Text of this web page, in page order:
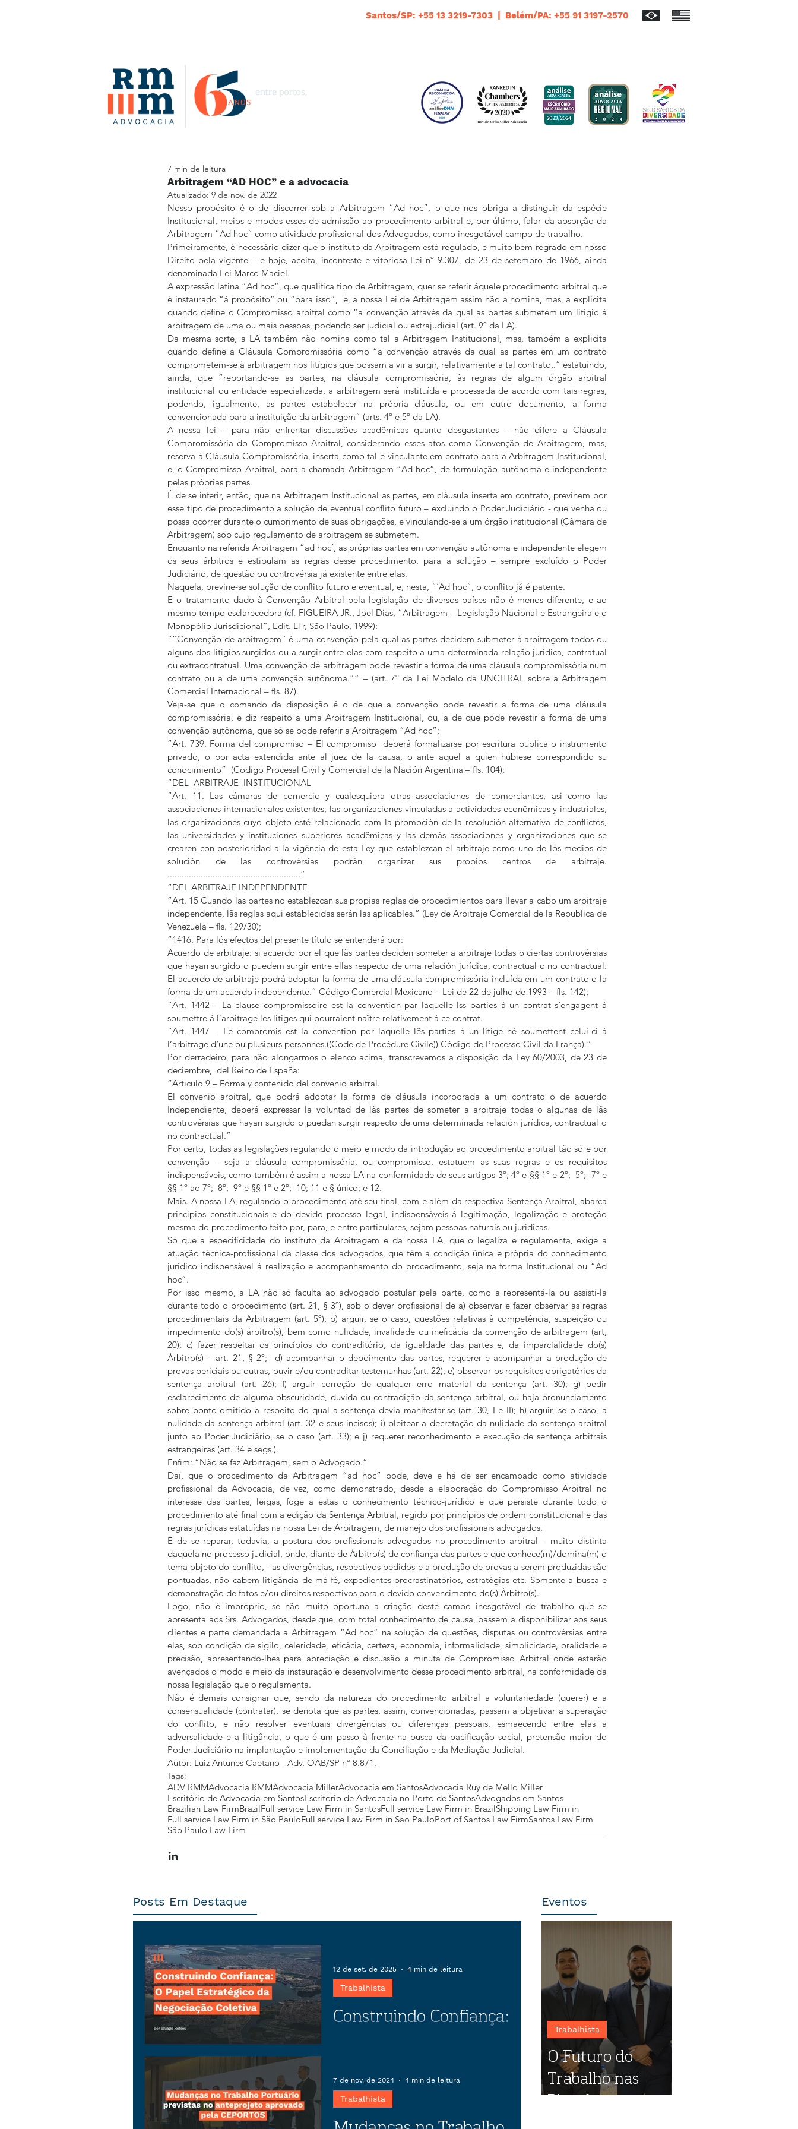
Santos/SP: +55 13 3219-7303 | Belém/PA: +55 91 3197-2570
Arbitragem “AD HOC” e a advocacia
7 min de leitura
Atualizado: 9 de nov. de 2022
Nosso propósito é o de discorrer sob a Arbitragem “Ad hoc”, o que nos obriga a distinguir da espécie
Institucional, meios e modos esses de admissão ao procedimento arbitral e, por último, falar da absorção da
Arbitragem “Ad hoc” como atividade profissional dos Advogados, como inesgotável campo de trabalho.
Primeiramente, é necessário dizer que o instituto da Arbitragem está regulado, e muito bem regrado em nosso
Direito pela vigente – e hoje, aceita, inconteste e vitoriosa Lei nº 9.307, de 23 de setembro de 1966, ainda
denominada Lei Marco Maciel.
A expressão latina “Ad hoc”, que qualifica tipo de Arbitragem, quer se referir àquele procedimento arbitral que
é instaurado “à propósito” ou “para isso”,  e, a nossa Lei de Arbitragem assim não a nomina, mas, a explicita
quando define o Compromisso arbitral como “a convenção através da qual as partes submetem um litígio à
arbitragem de uma ou mais pessoas, podendo ser judicial ou extrajudicial (art. 9º da LA).
Da mesma sorte, a LA também não nomina como tal a Arbitragem Institucional, mas, também a explicita
quando define a Cláusula Compromissória como “a convenção através da qual as partes em um contrato
comprometem-se à arbitragem nos litígios que possam a vir a surgir, relativamente a tal contrato,.” estatuindo,
ainda, que “reportando-se as partes, na cláusula compromissória, às regras de algum órgão arbitral
institucional ou entidade especializada, a arbitragem será instituída e processada de acordo com tais regras,
podendo, igualmente, as partes estabelecer na própria cláusula, ou em outro documento, a forma
convencionada para a instituição da arbitragem” (arts. 4º e 5º da LA).
A nossa lei – para não enfrentar discussões acadêmicas quanto desgastantes – não difere a Cláusula
Compromissória do Compromisso Arbitral, considerando esses atos como Convenção de Arbitragem, mas,
reserva à Cláusula Compromissória, inserta como tal e vinculante em contrato para a Arbitragem Institucional,
e, o Compromisso Arbitral, para a chamada Arbitragem “Ad hoc”, de formulação autônoma e independente
pelas próprias partes.
É de se inferir, então, que na Arbitragem Institucional as partes, em cláusula inserta em contrato, previnem por
esse tipo de procedimento a solução de eventual conflito futuro – excluindo o Poder Judiciário - que venha ou
possa ocorrer durante o cumprimento de suas obrigações, e vinculando-se a um órgão institucional (Câmara de
Arbitragem) sob cujo regulamento de arbitragem se submetem.
Enquanto na referida Arbitragem “ad hoc’, as próprias partes em convenção autônoma e independente elegem
os seus árbitros e estipulam as regras desse procedimento, para a solução – sempre excluído o Poder
Judiciário, de questão ou controvérsia já existente entre elas.
Naquela, previne-se solução de conflito futuro e eventual, e, nesta, “‘Ad hoc”, o conflito já é patente.
E o tratamento dado à Convenção Arbitral pela legislação de diversos países não é menos diferente, e ao
mesmo tempo esclarecedora (cf. FIGUEIRA JR., Joel Dias, “Arbitragem – Legislação Nacional e Estrangeira e o
Monopólio Jurisdicional”, Edit. LTr, São Paulo, 1999):
“”Convenção de arbitragem” é uma convenção pela qual as partes decidem submeter à arbitragem todos ou
alguns dos litígios surgidos ou a surgir entre elas com respeito a uma determinada relação jurídica, contratual
ou extracontratual. Uma convenção de arbitragem pode revestir a forma de uma cláusula compromissória num
contrato ou a de uma convenção autônoma.”” – (art. 7º da Lei Modelo da UNCITRAL sobre a Arbitragem
Comercial Internacional – fls. 87).
Veja-se que o comando da disposição é o de que a convenção pode revestir a forma de uma cláusula
compromissória, e diz respeito a uma Arbitragem Institucional, ou, a de que pode revestir a forma de uma
convenção autônoma, que só se pode referir a Arbitragem “Ad hoc”;
“Art. 739. Forma del compromiso – El compromiso  deberá formalizarse por escritura publica o instrumento
privado, o por acta extendida ante al juez de la causa, o ante aquel a quien hubiese correspondido su
conocimiento”  (Codigo Procesal Civil y Comercial de la Nación Argentina – fls. 104);
“DEL  ARBITRAJE  INSTITUCIONAL
“Art. 11. Las cámaras de comercio y cualesquiera otras associaciones de comerciantes, asi como las
associaciones internacionales existentes, las organizaciones vinculadas a actividades econômicas y industriales,
las organizaciones cuyo objeto esté relacionado com la promoción de la resolución alternativa de conflictos,
las universidades y instituciones superiores acadêmicas y las demás associaciones y organizaciones que se
crearen con posterioridad a la vigência de esta Ley que establezcan el arbitraje como uno de lós medios de
solución de las controvérsias podrán organizar sus propios centros de arbitraje.
........................................................”
“DEL ARBITRAJE INDEPENDENTE
“Art. 15 Cuando las partes no establezcan sus propias reglas de procedimientos para llevar a cabo um arbitraje
independente, lãs reglas aqui establecidas serán las aplicables.” (Ley de Arbitraje Comercial de la Republica de
Venezuela – fls. 129/30);
“1416. Para lós efectos del presente título se entenderá por:
Acuerdo de arbitraje: si acuerdo por el que lãs partes deciden someter a arbitraje todas o ciertas controvérsias
que hayan surgido o puedem surgir entre ellas respecto de uma relación jurídica, contractual o no contractual.
El acuerdo de arbitraje podrá adoptar la forma de uma cláusula compromissória incluída em um contrato o la
forma de um acuerdo independente.” Código Comercial Mexicano – Lei de 22 de julho de 1993 – fls. 142);
“Art. 1442 – La clause compromissoire est la convention par laquelle lss parties à un contrat s´engagent à
soumettre à l’arbitrage les litiges qui pourraient naître relativement à ce contrat.
“Art. 1447 – Le compromis est la convention por laquelle lês parties à un litige né soumettent celui-ci à
l’arbitrage d´une ou plusieurs personnes.((Code de Procédure Civile)) Código de Processo Civil da França).”
Por derradeiro, para não alongarmos o elenco acima, transcrevemos a disposição da Ley 60/2003, de 23 de
deciembre,  del Reino de España:
“Articulo 9 – Forma y contenido del convenio arbitral.
El convenio arbitral, que podrá adoptar la forma de cláusula incorporada a um contrato o de acuerdo
Independiente, deberá expressar la voluntad de lãs partes de someter a arbitraje todas o algunas de lãs
controvérsias que hayan surgido o puedan surgir respecto de uma determinada relación jurídica, contractual o
no contractual.”
Por certo, todas as legislações regulando o meio e modo da introdução ao procedimento arbitral tão só e por
convenção – seja a cláusula compromissória, ou compromisso, estatuem as suas regras e os requisitos
indispensáveis, como também é assim a nossa LA na conformidade de seus artigos 3º; 4º e §§ 1º e 2º;  5º;  7º e
§§ 1º ao 7º;  8º;  9º e §§ 1º e 2º;  10; 11 e § único; e 12.
Mais. A nossa LA, regulando o procedimento até seu final, com e além da respectiva Sentença Arbitral, abarca
princípios constitucionais e do devido processo legal, indispensáveis à legitimação, legalização e proteção
mesma do procedimento feito por, para, e entre particulares, sejam pessoas naturais ou jurídicas.
Só que a especificidade do instituto da Arbitragem e da nossa LA, que o legaliza e regulamenta, exige a
atuação técnica-profissional da classe dos advogados, que têm a condição única e própria do conhecimento
jurídico indispensável à realização e acompanhamento do procedimento, seja na forma Institucional ou “Ad
hoc”.
Por isso mesmo, a LA não só faculta ao advogado postular pela parte, como a representá-la ou assisti-la
durante todo o procedimento (art. 21, § 3º), sob o dever profissional de a) observar e fazer observar as regras
procedimentais da Arbitragem (art. 5º); b) arguir, se o caso, questões relativas à competência, suspeição ou
impedimento do(s) árbitro(s), bem como nulidade, invalidade ou ineficácia da convenção de arbitragem (art,
20); c) fazer respeitar os princípios do contraditório, da igualdade das partes e, da imparcialidade do(s)
Árbitro(s) – art. 21, § 2º;  d) acompanhar o depoimento das partes, requerer e acompanhar a produção de
provas periciais ou outras, ouvir e/ou contraditar testemunhas (art. 22); e) observar os requisitos obrigatórios da
sentença arbitral (art. 26); f) arguir correção de qualquer erro material da sentença (art. 30); g) pedir
esclarecimento de alguma obscuridade, duvida ou contradição da sentença arbitral, ou haja pronunciamento
sobre ponto omitido a respeito do qual a sentença devia manifestar-se (art. 30, I e II); h) arguir, se o caso, a
nulidade da sentença arbitral (art. 32 e seus incisos); i) pleitear a decretação da nulidade da sentença arbitral
junto ao Poder Judiciário, se o caso (art. 33); e j) requerer reconhecimento e execução de sentença arbitrais
estrangeiras (art. 34 e segs.).
Enfim: “Não se faz Arbitragem, sem o Advogado.”
Daí, que o procedimento da Arbitragem “ad hoc” pode, deve e há de ser encampado como atividade
profissional da Advocacia, de vez, como demonstrado, desde a elaboração do Compromisso Arbitral no
interesse das partes, leigas, foge a estas o conhecimento técnico-jurídico e que persiste durante todo o
procedimento até final com a edição da Sentença Arbitral, regido por princípios de ordem constitucional e das
regras jurídicas estatuídas na nossa Lei de Arbitragem, de manejo dos profissionais advogados.
É de se reparar, todavia, a postura dos profissionais advogados no procedimento arbitral – muito distinta
daquela no processo judicial, onde, diante de Árbitro(s) de confiança das partes e que conhece(m)/domina(m) o
tema objeto do conflito, - as divergências, respectivos pedidos e a produção de provas a serem produzidas são
pontuadas, não cabem litigância de má-fé, expedientes procrastinatórios, estratégias etc. Somente a busca e
demonstração de fatos e/ou direitos respectivos para o devido convencimento do(s) Árbitro(s).
Logo, não é impróprio, se não muito oportuna a criação deste campo inesgotável de trabalho que se
apresenta aos Srs. Advogados, desde que, com total conhecimento de causa, passem a disponibilizar aos seus
clientes e parte demandada a Arbitragem “Ad hoc” na solução de questões, disputas ou controvérsias entre
elas, sob condição de sigilo, celeridade, eficácia, certeza, economia, informalidade, simplicidade, oralidade e
precisão, apresentando-lhes para apreciação e discussão a minuta de Compromisso Arbitral onde estarão
avençados o modo e meio da instauração e desenvolvimento desse procedimento arbitral, na conformidade da
nossa legislação que o regulamenta.
Não é demais consignar que, sendo da natureza do procedimento arbitral a voluntariedade (querer) e a
consensualidade (contratar), se denota que as partes, assim, convencionadas, passam a objetivar a superação
do conflito, e não resolver eventuais divergências ou diferenças pessoais, esmaecendo entre elas a
adversalidade e a litigância, o que é um passo à frente na busca da pacificação social, pretensão maior do
Poder Judiciário na implantação e implementação da Conciliação e da Mediação Judicial.
Autor: Luiz Antunes Caetano - Adv. OAB/SP nº 8.871.
Tags:
ADV RMMAdvocacia RMMAdvocacia MillerAdvocacia em SantosAdvocacia Ruy de Mello Miller
Escritório de Advocacia em SantosEscritório de Advocacia no Porto de SantosAdvogados em Santos
Brazilian Law FirmBrazilFull service Law Firm in SantosFull service Law Firm in BrazilShipping Law Firm in
Full service Law Firm in São PauloFull service Law Firm in Sao PauloPort of Santos Law FirmSantos Law Firm
São Paulo Law Firm
Posts Em Destaque
Construindo Confiança:
em negociações coletivas pode
transformar conflitos em
oportunidades, garantindo estabilidade
empresarial e benefícios para
Trabalhista
12 de set. de 2025 4 min de leitura
Trabalhista
7 de nov. de 2024 4 min de leitura
Eventos
O Futuro do
Trabalho nas
Plataformas
Trabalhista